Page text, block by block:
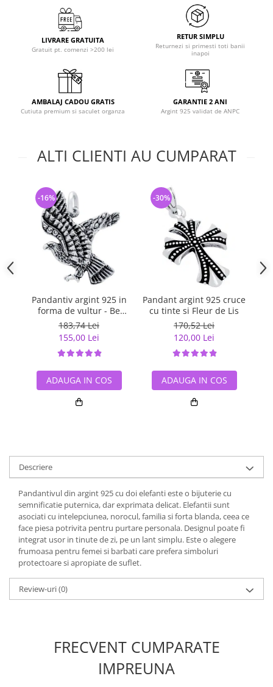
LIVRARE GRATUITA
Gratuit pt. comenzi >200 lei
RETUR SIMPLU
Returnezi si primesti toti banii
inapoi
AMBALAJ CADOU GRATIS
Cutiuta premium si saculet organza
GARANTIE 2 ANI
Argint 925 validat de ANPC
ALTI CLIENTI AU CUMPARAT
Pandantiv argint 925 in
forma de vultur - Be
Daring
183,74 Lei
155,00 Lei
-16%
ADAUGA IN COS
Pandant argint 925 cruce
cu tinte si Fleur de Lis
170,52 Lei
120,00 Lei
-30%
ADAUGA IN COS
Descriere
Pandantivul din argint 925 cu doi elefanti este o bijuterie cu
semnificatie puternica, dar exprimata delicat. Elefantii sunt
asociati cu intelepciunea, norocul, familia si forta blanda, ceea ce
face piesa potrivita pentru purtare personala. Designul poate fi
integrat usor in tinute de zi, pe un lant simplu. Este o alegere
frumoasa pentru femei si barbati care prefera simboluri
protectoare si apropiate de suflet.
Review-uri(0)
FRECVENT CUMPARATE
IMPREUNA